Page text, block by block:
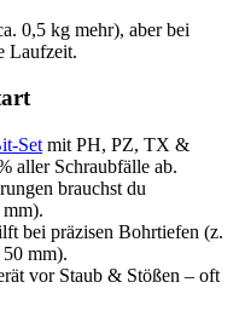
0,5 kg mehr), aber bei
Laufzeit.
Set mit PH, PZ, TX &
aller Schraubfälle ab.
brauchst du
bei präzisen Bohrtiefen (z.
mm).
vor Staub & Stößen – oft